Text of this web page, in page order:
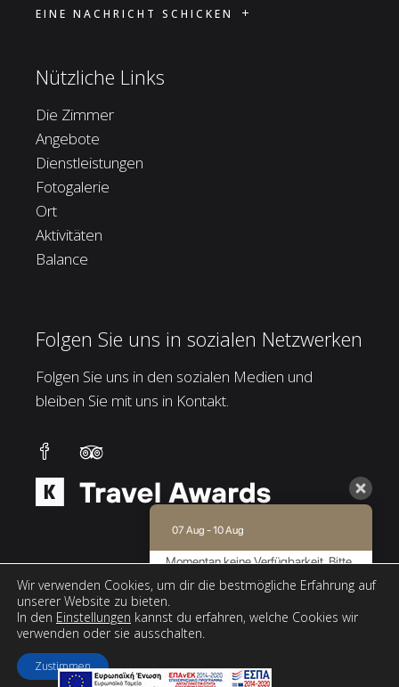
EINE NACHRICHT SCHICKEN
Nützliche Links
Die Zimmer
Angebote
Dienstleistungen
Fotogalerie
Ort
Aktivitäten
Balance
Folgen Sie uns in sozialen Netzwerken
Folgen Sie uns in den sozialen Medien und
bleiben Sie mit uns in Kontakt.
Web design & SEO byAboutHotelier.com
Wir verwenden Cookies, um dir die bestmögliche Erfahrung auf
unserer Website zu bieten.
In den Einstellungen kannst du erfahren, welche Cookies wir
verwenden oder sie ausschalten.
Zustimmen
07 Aug - 10 Aug
Momentan keine Verfügbarkeit. Bitte
Informationen.
9.0 / 10 (171 Bewertungen)